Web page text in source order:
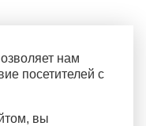
нам
посетителей с
вы